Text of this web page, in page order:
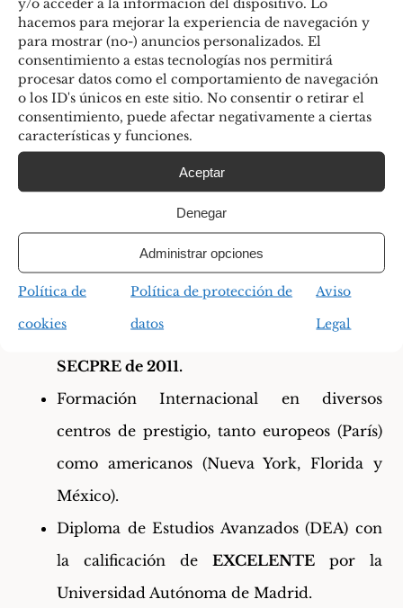
hacemos para mejorar la experiencia de navegación y
para mostrar (no-) anuncios personalizados. El
consentimiento a estas tecnologías nos permitirá
procesar datos como el comportamiento de navegación
o los ID's únicos en este sitio. No consentir o retirar el
consentimiento, puede afectar negativamente a ciertas
características y funciones.
Aceptar
Denegar
Administrar opciones
Política de
cookies
Política de protección de
datos
Aviso
Legal
de acceso.
Miembro numerario de laSECPRE
(Sociedad Española de Cirugía Plástica,
Estética y Reparadora) y del Ilustre Colegio
de Médicos de Madrid (Número de
Colegiado: 2828/62664)
ESPECIALIDAD MIR
Universitario La Paz de Madrid,
considerado el más prestigioso a nivel
nacional
1º Premio en el Congreso Nacional de
SECPRE de 2011.
Formación Internacional en diversos
centros de prestigio, tanto europeos (París)
como americanos (Nueva York, Florida y
México).
Diploma de Estudios Avanzados (DEA) con
la calificación de EXCELENTEpor la
Universidad Autónoma de Madrid.